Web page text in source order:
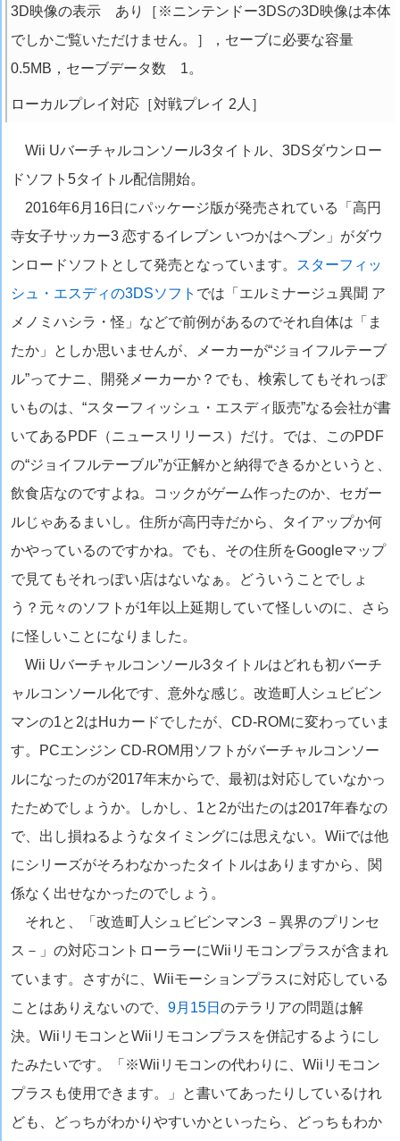
3D映像の表示 あり［※ニンテンドー3DSの3D映像は本体
でしかご覧いただけません。］，セーブに必要な容量
0.5MB，セーブデータ数 1。
ローカルプレイ対応［対戦プレイ 2人］
Wii Uバーチャルコンソール3タイトル、3DSダウンロー
ドソフト5タイトル配信開始。
2016年6月16日にパッケージ版が発売されている「高円
寺女子サッカー3 恋するイレブン いつかはヘブン」がダウ
ンロードソフトとして発売となっています。
スターフィッ
シュ・エスディの3DSソフト では「エルミナージュ異聞 ア
メノミハシラ・怪」などで前例があるのでそれ自体は「ま
たか」としか思いませんが、メーカーが“ジョイフルテーブ
ル”ってナニ、開発メーカーか？でも、検索してもそれっぽ
いものは、“スターフィッシュ・エスディ販売”なる会社が書
いてあるPDF（ニュースリリース）だけ。では、このPDF
の“ジョイフルテーブル”が正解かと納得できるかというと、
飲食店なのですよね。コックがゲーム作ったのか、セガー
ルじゃあるまいし。住所が高円寺だから、タイアップか何
かやっているのですかね。でも、その住所をGoogleマップ
で見てもそれっぽい店はないなぁ。どういうことでしょ
う？元々のソフトが1年以上延期していて怪しいのに、さら
に怪しいことになりました。
Wii Uバーチャルコンソール3タイトルはどれも初バーチ
ャルコンソール化です、意外な感じ。改造町人シュビビン
マンの1と2はHuカードでしたが、CD-ROMに変わっていま
す。PCエンジン CD-ROM用ソフトがバーチャルコンソー
ルになったのが2017年末からで、最初は対応していなかっ
たためでしょうか。しかし、1と2が出たのは2017年春なの
で、出し損ねるようなタイミングには思えない。Wiiでは他
にシリーズがそろわなかったタイトルはありますから、関
係なく出せなかったのでしょう。
それと、「改造町人シュビビンマン3 －異界のプリンセ
ス－」の対応コントローラーにWiiリモコンプラスが含まれ
ています。さすがに、Wiiモーションプラスに対応している
ことはありえないので、 9月15日 のテラリアの問題は解
決。WiiリモコンとWiiリモコンプラスを併記するようにし
たみたいです。「※Wiiリモコンの代わりに、Wiiリモコン
プラスも使用できます。」と書いてあったりしているけれ
ども、どっちがわかりやすいかといったら、どっちもわか